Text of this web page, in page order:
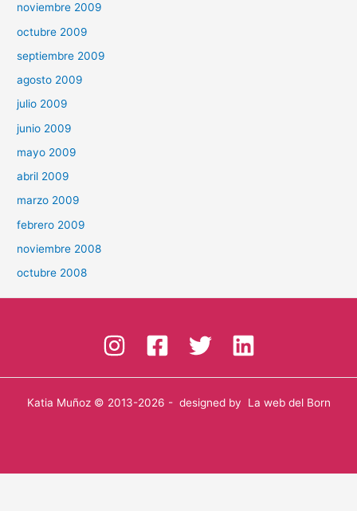
noviembre 2009
octubre 2009
septiembre 2009
agosto 2009
julio 2009
junio 2009
mayo 2009
abril 2009
marzo 2009
febrero 2009
noviembre 2008
octubre 2008
Katia Muñoz© 2013-2026 - designed by La web del Born